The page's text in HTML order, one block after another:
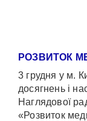
РОЗВИТОК
3 грудня у м.
досягнень і
Наглядової
«Розвиток